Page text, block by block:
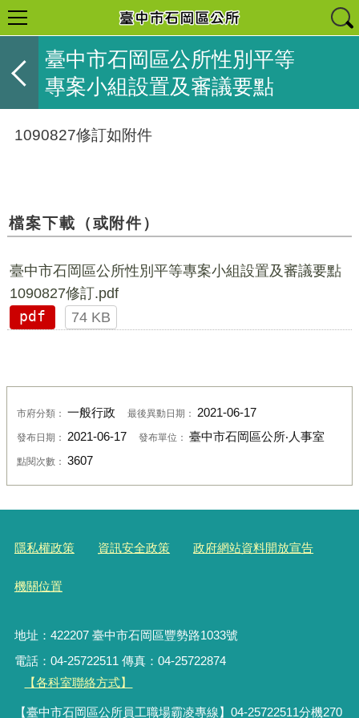
臺中市石岡區公所性別平等
專案小組設置及審議要點
1090827修訂如附件
檔案下載（或附件）
臺中市石岡區公所性別平等專案小組設置及審議要點
1090827修訂.pdf
pdf
74 KB
市府分類： 一般行政 最後異動日期： 2021-06-17
發布日期： 2021-06-17 發布單位： 臺中市石岡區公所‧人事室
點閱次數： 3607
隱私權政策 資訊安全政策 政府網站資料開放宣告
機關位置
地址：422207 臺中市石岡區豐勢路1033號
電話：04-25722511 傳真：04-25722874
【各科室聯絡方式】
【臺中市石岡區公所員工職場霸凌專線】04-25722511分機270